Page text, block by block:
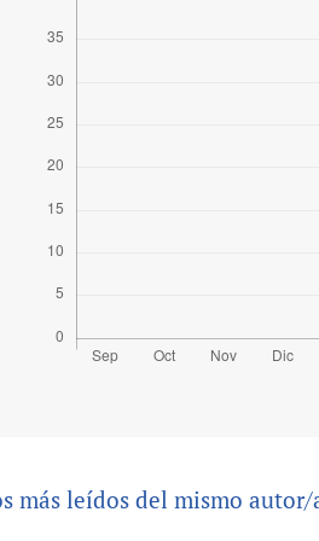
más leídos del mismo autor/